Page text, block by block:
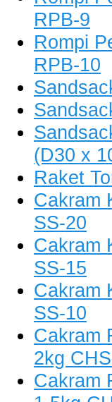
RPB-9
Rompi
RPB-10
(D30 x
Raket
Cakram
SS-20
Cakram
SS-15
Cakram
SS-10
Cakram
2kg
Cakram